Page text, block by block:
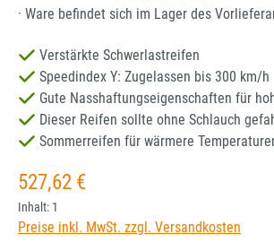
· Ware befindet sich im Lager des
Verstärkte Schwerlastreifen
Speedindex Y: Zugelassen bis 300 km/h
Gute Nasshaftungseigenschaften für
Dieser Reifen sollte ohne Schlauch
Sommerreifen für wärmere
Regulärer Preis:
527,62 €
Inhalt: 1
Preise inkl. MwSt. zzgl. Versandkosten